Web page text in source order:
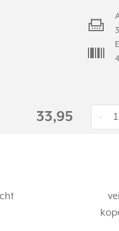
33,95 -